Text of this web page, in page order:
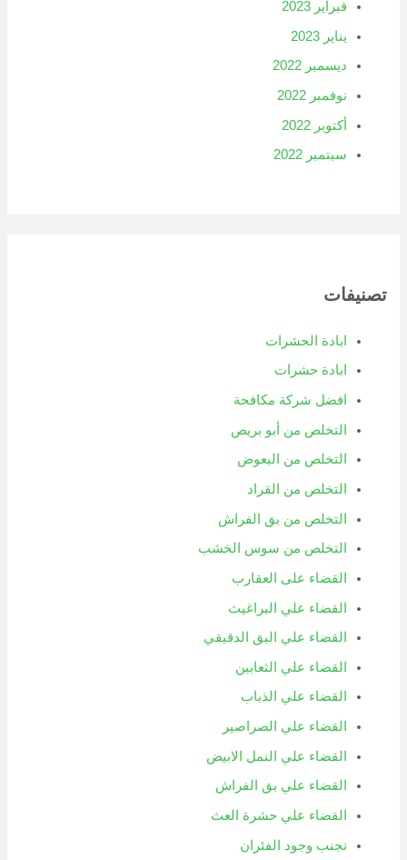
فبراير 2023
يناير 2023
ديسمبر 2022
نوفمبر 2022
أكتوبر 2022
سبتمبر 2022
تصنيفات
ابادة الحشرات
ابادة حشرات
افضل شركة مكافحة
التخلص من أبو بريص
التخلص من البعوض
التخلص من القراد
التخلص من بق الفراش
التخلص من سوس الخشب
القضاء على العقارب
القضاء علي البراغيث
القضاء علي البق الدقيقي
القضاء علي الثعابين
القضاء علي الذباب
القضاء علي الصراصير
القضاء علي النمل الابيض
القضاء علي بق الفراش
القضاء علي حشرة العث
تجنب وجود الفئران